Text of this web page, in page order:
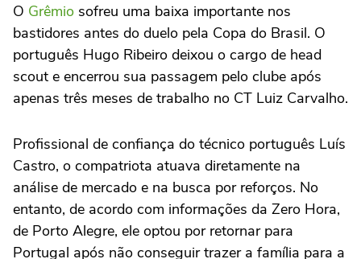
O Grêmio sofreu uma baixa importante nos
bastidores antes do duelo pela Copa do Brasil. O
português Hugo Ribeiro deixou o cargo de head
scout e encerrou sua passagem pelo clube após
apenas três meses de trabalho no CT Luiz Carvalho.
Profissional de confiança do técnico português Luís
Castro, o compatriota atuava diretamente na
análise de mercado e na busca por reforços. No
entanto, de acordo com informações da Zero Hora,
de Porto Alegre, ele optou por retornar para
Portugal após não conseguir trazer a família para a